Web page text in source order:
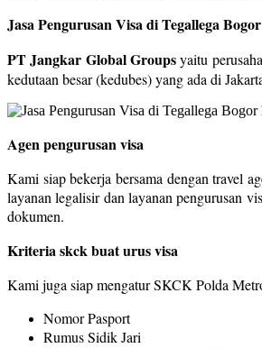
Jasa Pengurusan Visa di Tegallega
PT Jangkar Global Groupsyaitu
kedutaan besar (kedubes) yang ada di
Agen pengurusan visa
Kami siap bekerja bersama dengan travel
layanan legalisir dan layanan pengurusan
dokumen.
Kriteria skck buat urus visa
Kami juga siap mengatur SKCK Polda
Nomor Pasport
Rumus Sidik Jari